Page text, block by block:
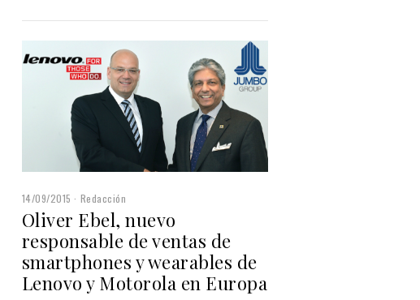
14/09/2015 Redacción
Oliver Ebel, nuevo
responsable de ventas de
smartphones y wearables de
Lenovo y Motorola en Europa